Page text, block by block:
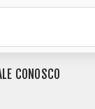
CONOSCO